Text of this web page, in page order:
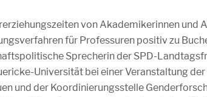
von Akademikerinnen und
für Professuren positiv zu
Sprecherin der SPD-
Universität bei einer Veranstaltung
und der Koordinierungsstelle